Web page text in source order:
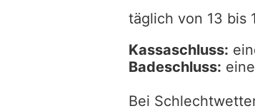
täglich von 13 bis
Kassaschluss:
Badeschluss:
Bei